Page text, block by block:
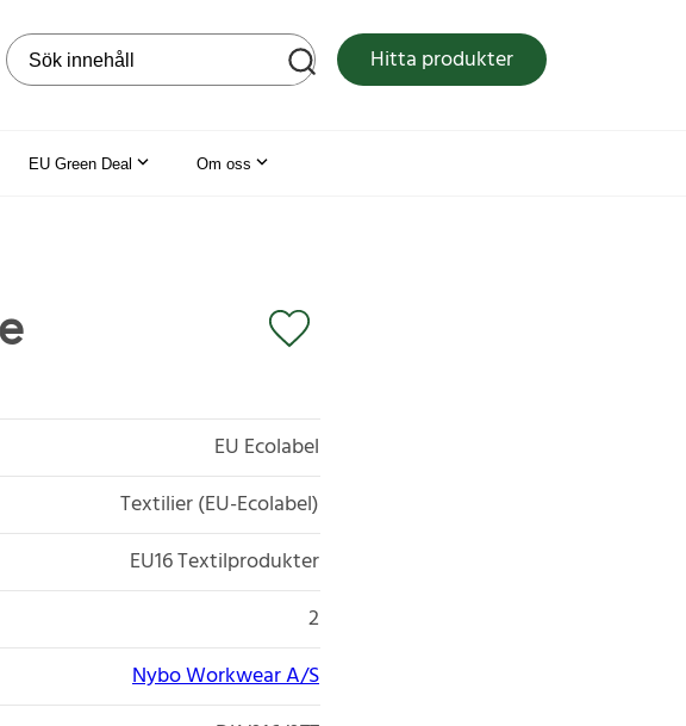
Sök på webbplatsen Hitta produkter
EU Green Deal Om oss
EU Ecolabel
Textilier (EU-Ecolabel)
EU16 Textilprodukter
2
Nybo Workwear A/S